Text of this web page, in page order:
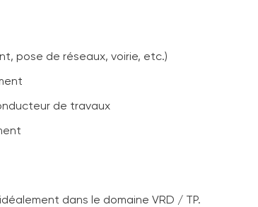
pose de réseaux, voirie, etc.)
de travaux
dans le domaine VRD / TP.